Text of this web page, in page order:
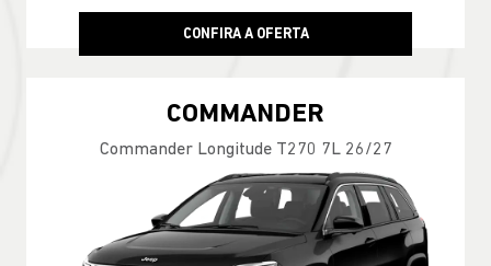
CONFIRA A OFERTA
COMMANDER
Commander Longitude T270 7L 26/27